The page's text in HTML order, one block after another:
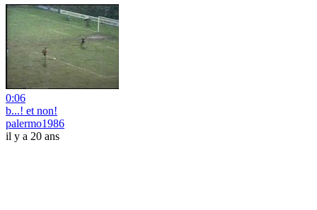
0:06
b...! et non!
palermo1986
il y a 20 ans